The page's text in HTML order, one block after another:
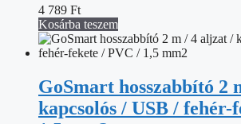
4 789 Ft
Kosárba teszem
GoSmart hosszabbító 2
kapcsolós / USB / fehér-